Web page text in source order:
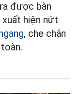
được bàn
xuất hiện nứt
, che chắn